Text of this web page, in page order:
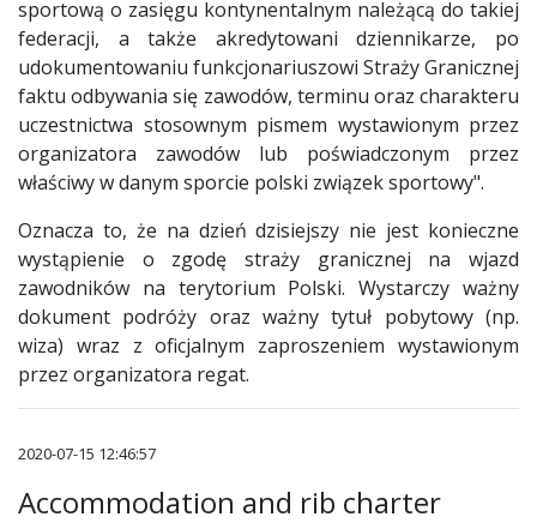
sportową o zasięgu kontynentalnym należącą do takiej
federacji, a także akredytowani dziennikarze, po
udokumentowaniu funkcjonariuszowi Straży Granicznej
faktu odbywania się zawodów, terminu oraz charakteru
uczestnictwa stosownym pismem wystawionym przez
organizatora zawodów lub poświadczonym przez
właściwy w danym sporcie polski związek sportowy".
Oznacza to, że na dzień dzisiejszy nie jest konieczne
wystąpienie o zgodę straży granicznej na wjazd
zawodników na terytorium Polski. Wystarczy ważny
dokument podróży oraz ważny tytuł pobytowy (np.
wiza) wraz z oficjalnym zaproszeniem wystawionym
przez organizatora regat.
2020-07-15 12:46:57
Accommodation and rib charter